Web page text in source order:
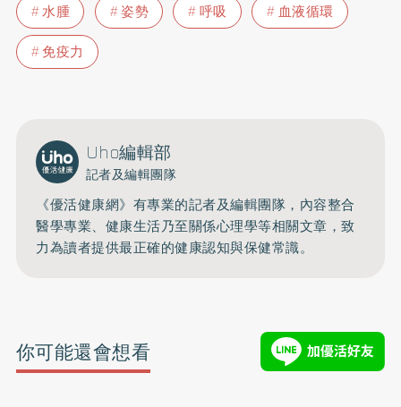
水腫 姿勢 呼吸
血液循環
免疫力
Uho編輯部
記者及編輯團隊
《優活健康網》有專業的記者及編輯團隊，內容整合
醫學專業、健康生活乃至關係心理學等相關文章，致
力為讀者提供最正確的健康認知與保健常識。
你可能還會想看